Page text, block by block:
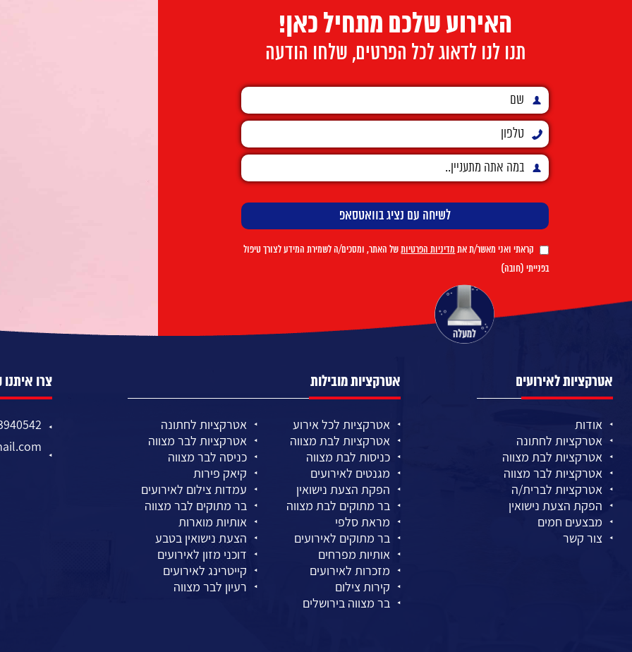
האירוע שלכם מתחיל כאן!
תנו לנו לדאוג לכל הפרטים, שלחו הודעה
קראתי ואני מאשר/ת את מדיניות הפרטיותשל האתר, ומסכים/ה לשמירת המידע לצורך טיפול
בפנייתי (חובה)
אטרקציות לאירועים
אודות
אטרקציות לחתונה
אטרקציות לבת מצווה
אטרקציות לבר מצווה
אטרקציות לברית/ה
הפקת הצעת נישואין
מבצעים חמים
צור קשר
אטרקציות מובילות
אטרקציות לכל אירוע
אטרקציות לחתונה
אטרקציות לבת מצווה
אטרקציות לבר מצווה
כניסות לבת מצווה
כניסה לבר מצווה
מגנטים לאירועים
קיאק פירות
הפקת הצעת נישואין
עמדות צילום לאירועים
בר מתוקים לבת מצווה
בר מתוקים לבר מצווה
מראת סלפי
אותיות מוארות
בר מתוקים לאירועים
הצעת נישואין בטבע
אותיות מפרחים
דוכני מזון לאירועים
מזכרות לאירועים
קייטרינג לאירועים
קירות צילום
רעיון לבר מצווה
בר מצווה בירושלים
צרו